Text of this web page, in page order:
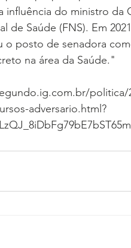
influência do ministro da
Saúde (FNS). Em
o posto de senadora
na área da Saúde."
politica/
adversario.html?